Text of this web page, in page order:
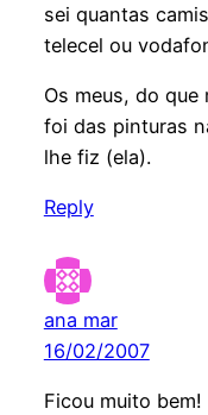
sei quantas
telecel ou
Os meus, do
foi das pinturas
lhe fiz (ela).
Reply
ana mar
16/02/2007
Ficou muito bem!